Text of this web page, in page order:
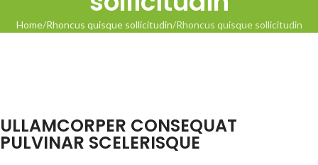
Home Rhoncus quisque sollicitudin Rhoncus quisque sollicitudin
ULLAMCORPER CONSEQUAT
PULVINAR SCELERISQUE